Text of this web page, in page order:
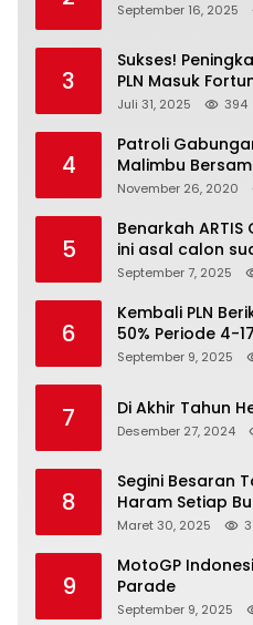
September 16, 2025
3
Sukses!
PLN Masuk
Juli 31, 2025 394
4
Patroli
Malimbu
November 26, 2020
5
Benarkah ARTIS
ini asal calon
undangannya
September 7, 2025
6
Kembali PLN
50% Periode 4-
Ketentuannya!
September 9, 2025
7 Di Akhir Tahun
Desember 27, 2024
8
Segini Besaran
Haram Setiap
Maret 30, 2025
9
MotoGP
Parade
September 9, 2025